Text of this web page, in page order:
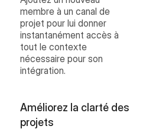
membre à un canal de
projet pour lui donner
instantanément accès à
tout le contexte
nécessaire pour son
intégration.
Améliorez la clarté des
projets